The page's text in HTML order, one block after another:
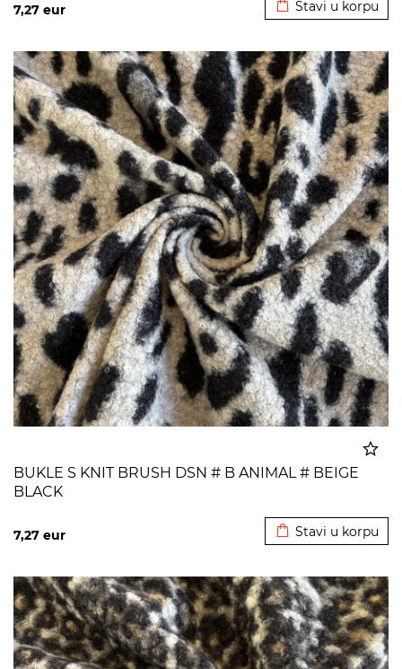
7,27 eur Stavi u korpu
BUKLE S KNIT BRUSH DSN # B ANIMAL # BEIGE
BLACK
7,27 eur Stavi u korpu